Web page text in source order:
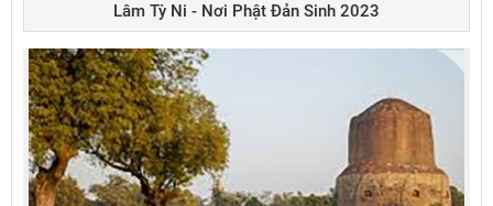
Lâm Tỳ Ni - Nơi Phật Đản Sinh 2023